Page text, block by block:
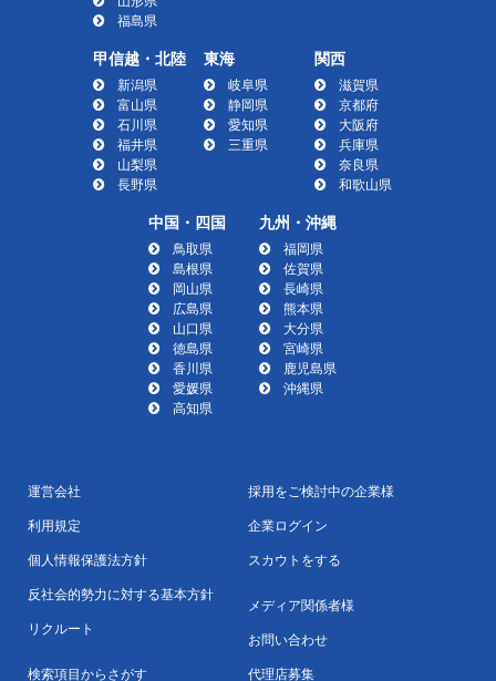
福島県
甲信越・北陸
新潟県
富山県
石川県
福井県
山梨県
長野県
東海
岐阜県
静岡県
愛知県
三重県
関西
滋賀県
京都府
大阪府
兵庫県
奈良県
和歌山県
中国・四国
鳥取県
島根県
岡山県
広島県
山口県
徳島県
香川県
愛媛県
高知県
九州・沖縄
福岡県
佐賀県
長崎県
熊本県
大分県
宮崎県
鹿児島県
沖縄県
運営会社
利用規定
個人情報保護法方針
反社会的勢力に対する基本方針
リクルート
検索項目からさがす
採用をご検討中の企業様
企業ログイン
スカウトをする
メディア関係者様
お問い合わせ
代理店募集